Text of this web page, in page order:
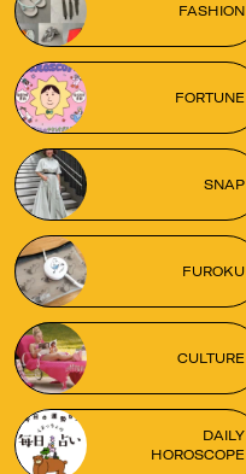
FASHION
FORTUNE
SNAP
FUROKU
CULTURE
DAILY
HOROSCOPE